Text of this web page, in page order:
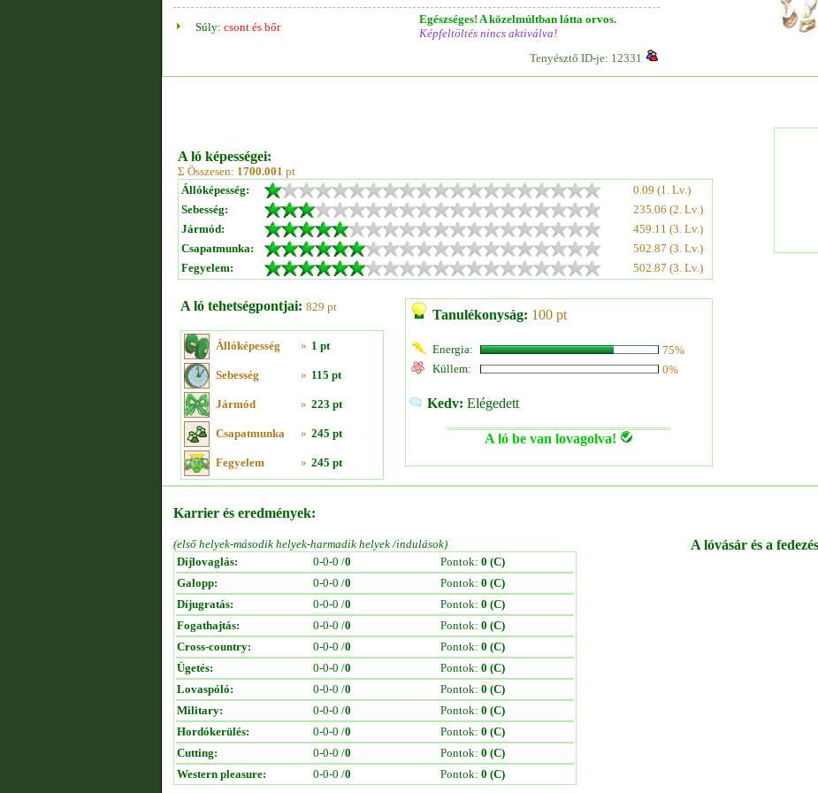
Súly: csont és bőr
Egészséges! A közelmúltban látta orvos.
Képfeltöltés nincs aktiválva!
Tenyésztő ID-je: 12331
A ló képességei:
Σ Összesen: 1700.001 pt
Állóképesség:
0.09 (1. Lv.)
Sebesség:
235.06 (2. Lv.)
Jármód:
459.11 (3. Lv.)
Csapatmunka:
502.87 (3. Lv.)
Fegyelem:
502.87 (3. Lv.)
A ló tehetségpontjai: 829 pt
Állóképesség » 1 pt
Sebesség » 115 pt
Jármód » 223 pt
Csapatmunka » 245 pt
Fegyelem » 245 pt
Tanulékonyság: 100 pt
Energia:
75%
Küllem:
0%
Kedv: Elégedett
A ló be van lovagolva!
Karrier és eredmények:
(első helyek-második helyek-harmadik helyek /indulások)
Díjlovaglás:
0-0-0 /0 Pontok: 0 (C)
Galopp:
0-0-0 /0 Pontok: 0 (C)
Díjugratás:
0-0-0 /0 Pontok: 0 (C)
Fogathajtás:
0-0-0 /0 Pontok: 0 (C)
Cross-country:
0-0-0 /0 Pontok: 0 (C)
Ügetés:
0-0-0 /0 Pontok: 0 (C)
Lovaspóló:
0-0-0 /0 Pontok: 0 (C)
Military:
0-0-0 /0 Pontok: 0 (C)
Hordókerülés:
0-0-0 /0 Pontok: 0 (C)
Cutting:
0-0-0 /0 Pontok: 0 (C)
Western pleasure:
0-0-0 /0 Pontok: 0 (C)
A lóvásár és a